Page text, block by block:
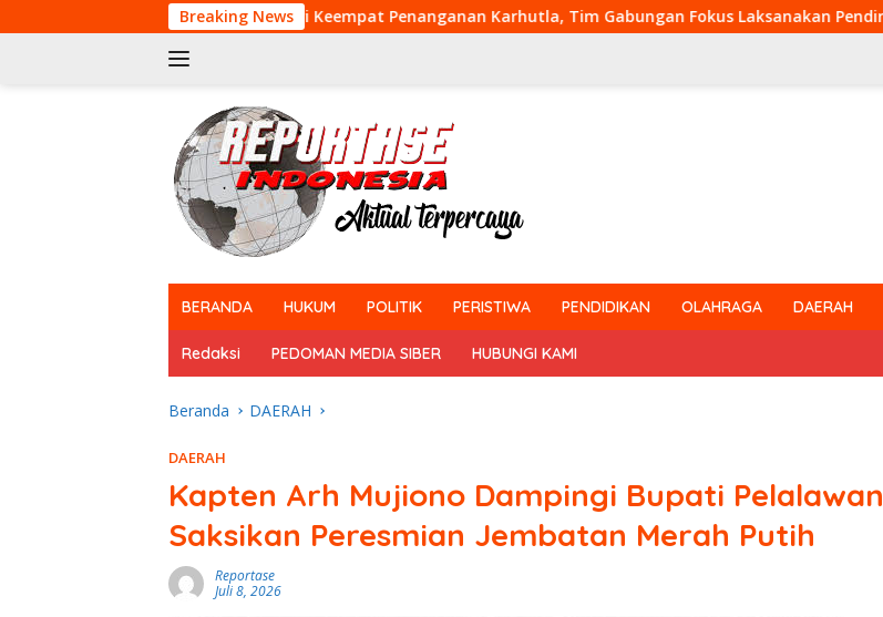
ke
Breaking News
Hari Keempat Penanganan Karhutla, Tim Gabungan Fokus Laksanakan Pendinginan di Kerumutan
BERANDA HUKUM POLITIK PERISTIWA PENDIDIKAN OLAHRAGA DAERAH
Redaksi PEDOMAN MEDIA SIBER HUBUNGI KAMI
Beranda DAERAH
DAERAH
Kapten Arh Mujiono Dampingi Bupati Pelalawan
Saksikan Peresmian Jembatan Merah Putih
Reportase
Juli 8, 2026